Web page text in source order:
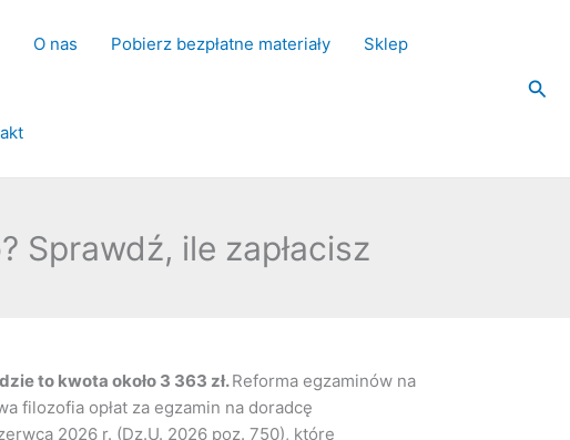
O nas Pobierz bezpłatne materiały Sklep
Sprawdź, ile zapłacisz
to kwota około 3 363 zł.Reforma egzaminów na
filozofia opłat za egzamin na doradcę
2026 r. (Dz.U. 2026 poz. 750), które